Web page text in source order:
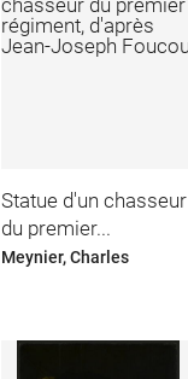
Statue d'un chasseur
du premier...
Meynier, Charles